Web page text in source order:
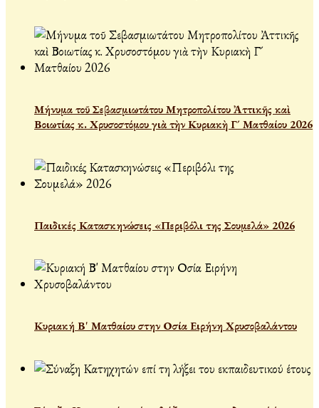
Μήνυμα τοῦ Σεβασμιωτάτου Μητροπολίτου Ἀττικῆς καὶ
Βοιωτίας κ. Χρυσοστόμου γιὰ τὴν Κυριακὴ Γ´ Ματθαίου 2026
Παιδικές Κατασκηνώσεις «Περιβόλι της Σουμελά» 2026
Κυριακή Β' Ματθαίου στην Οσία Ειρήνη Χρυσοβαλάντου